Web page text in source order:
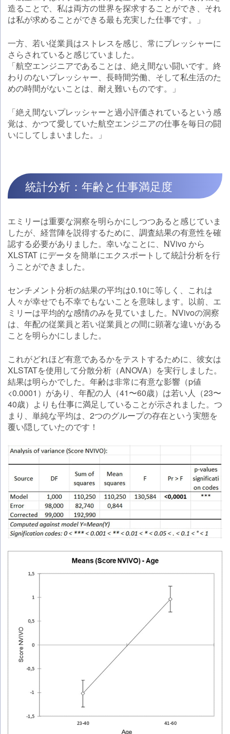
造ることで、私は両方の世界を探求することができ、それ
は私が求めることができる最も充実した仕事です。」
一方、若い従業員はストレスを感じ、常にプレッシャーに
さらされていると感じていました。
「航空エンジニアであることは、絶え間ない闘いです。終
わりのないプレッシャー、長時間労働、そして私生活のた
めの時間がないことは、耐え難いものです。」
「絶え間ないプレッシャーと過小評価されているという感
覚は、かつて愛していた航空エンジニアの仕事を毎日の闘
いにしてしまいました。」
統計分析：年齢と仕事満足度
エミリーは重要な洞察を明らかにしつつあると感じていま
したが、経営陣を説得するために、調査結果の有意性を確
認する必要がありました。幸いなことに、NVivo から
XLSTAT にデータを簡単にエクスポートして統計分析を行
うことができました。
センチメント分析の結果の平均は0.10に等しく、これは
人々が幸せでも不幸でもないことを意味します。以前、エ
ミリーは平均的な感情のみを見ていました。NVivoの洞察
は、年配の従業員と若い従業員との間に顕著な違いがある
ことを明らかにしました。
これがどれほど有意であるかをテストするために、彼女は
XLSTATを使用して分散分析（ANOVA）を実行しました。
結果は明らかでした。年齢は非常に有意な影響（p値
<0.0001）があり、年配の人（41〜60歳）は若い人（23〜
40歳）よりも仕事に満足していることが示されました。つ
まり、単純な平均は、2つのグループの存在という実態を
覆い隠していたのです！